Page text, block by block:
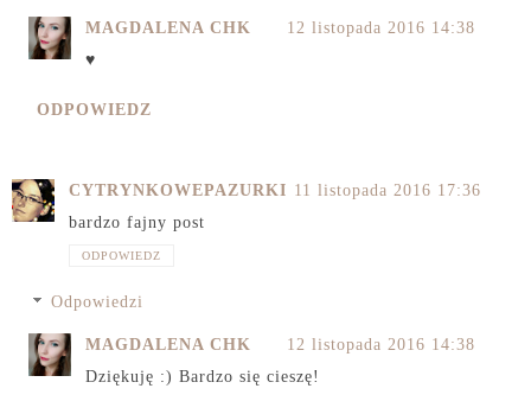
MAGDALENA CHK
12 listopada 2016 14:38
♥
ODPOWIEDZ
CYTRYNKOWEPAZURKI 11 listopada 2016 17:36
bardzo fajny post
ODPOWIEDZ
Odpowiedzi
MAGDALENA CHK
12 listopada 2016 14:38
Dziękuję :) Bardzo się cieszę!